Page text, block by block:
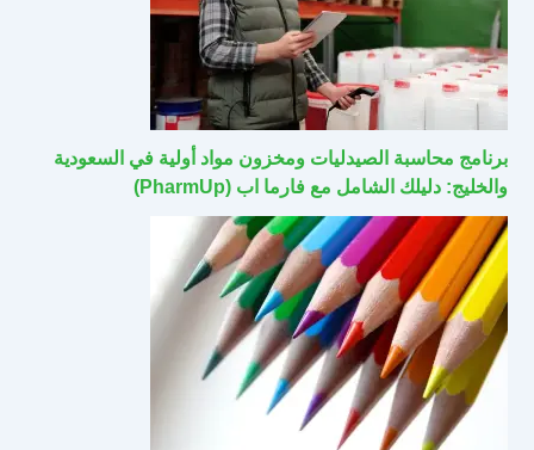
برنامج محاسبة الصيدليات ومخزون مواد أولية في السعودية
والخليج: دليلك الشامل مع فارما اب (PharmUp)